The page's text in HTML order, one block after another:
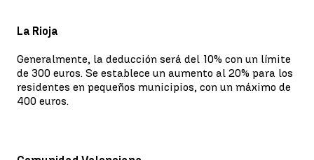
La Rioja
Generalmente, la deducción será del 10% con un límite
de 300 euros. Se establece un aumento al 20% para los
residentes en pequeños municipios, con un máximo de
400 euros.